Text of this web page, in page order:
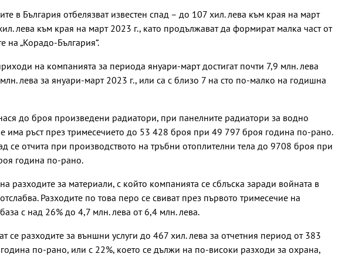
в България отбелязват известен спад – до 107 хил. лева към края на март
лева към края на март 2023 г., като продължават да формират малка част от
на „Корадо-България“.
на компанията за периода януари-март достигат почти 7,9 млн. лева
лева за януари-март 2023 г., или са с близо 7 на сто по-малко на годишна
до броя произведени радиатори, при панелните радиатори за водно
има ръст през тримесечието до 53 428 броя при 49 797 броя година по-рано.
се отчита при производството на тръбни отоплителни тела до 9708 броя при
година по-рано.
разходите за материали, с който компанията се сблъска заради войната в
Разходите по това перо се свиват през първото тримесечие на
с над 26% до 4,7 млн. лева от 6,4 млн. лева.
се разходите за външни услуги до 467 хил. лева за отчетния период от 383
по-рано, или с 22%, което се дължи на по-високи разходи за охрана,
Командирът на ВМС:
плаващи мини, 3
надводни дрона и са
Йотова за дрона:
Разочарована съм, че
инцидентът се
Олимпик (Варна)
завърши контролите с